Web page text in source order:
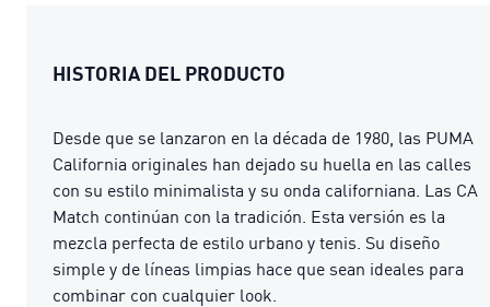
HISTORIA DEL PRODUCTO
Desde que se lanzaron en la década de 1980, las PUMA
California originales han dejado su huella en las calles
con su estilo minimalista y su onda californiana. Las CA
Match continúan con la tradición. Esta versión es la
mezcla perfecta de estilo urbano y tenis. Su diseño
simple y de líneas limpias hace que sean ideales para
combinar con cualquier look.